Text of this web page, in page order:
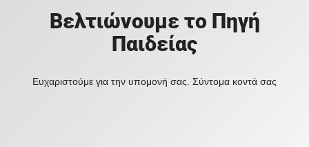
Βελτιώνουμε το Πηγή
Παιδείας
Ευχαριστούμε για την υπομονή σας. Σύντομα κοντά σας